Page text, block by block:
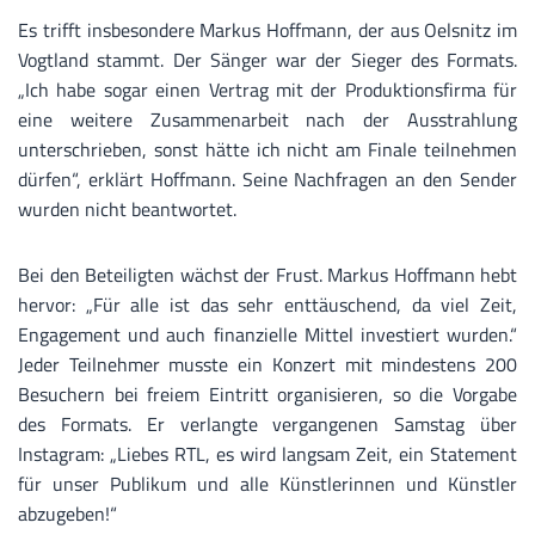
Es trifft insbesondere Markus Hoffmann, der aus Oelsnitz im
Vogtland stammt. Der Sänger war der Sieger des Formats.
„Ich habe sogar einen Vertrag mit der Produktionsfirma für
eine weitere Zusammenarbeit nach der Ausstrahlung
unterschrieben, sonst hätte ich nicht am Finale teilnehmen
dürfen“, erklärt Hoffmann. Seine Nachfragen an den Sender
wurden nicht beantwortet.
Bei den Beteiligten wächst der Frust. Markus Hoffmann hebt
hervor: „Für alle ist das sehr enttäuschend, da viel Zeit,
Engagement und auch finanzielle Mittel investiert wurden.“
Jeder Teilnehmer musste ein Konzert mit mindestens 200
Besuchern bei freiem Eintritt organisieren, so die Vorgabe
des Formats. Er verlangte vergangenen Samstag über
Instagram: „Liebes RTL, es wird langsam Zeit, ein Statement
für unser Publikum und alle Künstlerinnen und Künstler
abzugeben!“